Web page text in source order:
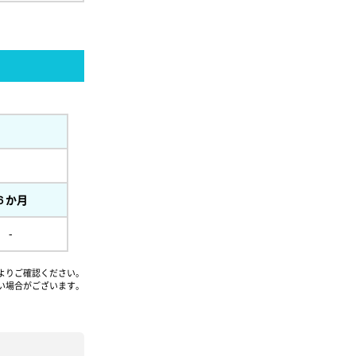
か月
-
ご確認ください。
合がございます。